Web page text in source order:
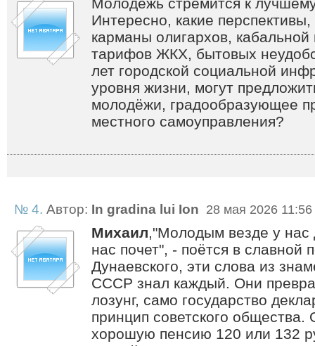
Интересно, какие
карманы олигархов, кабальной
тарифов ЖКХ, бытовых
лет городской социальной
уровня жизни, могут
молодёжи, градообразующее
местного самоуправления?
№ 4. Автор: In gradina lui Ion 28 мая 2026 11:56
Михаил,"Молодым везде у нас
нас почет", - поётся в славной
Дунаевского, эти слова из
СССР знал каждый. Они
лозунг, само государство
принцип советского общества.
хорошую пенсию 120 или 132